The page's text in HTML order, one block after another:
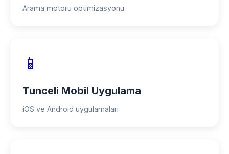
Arama motoru optimizasyonu
📱
Tunceli Mobil Uygulama
iOS ve Android uygulamaları